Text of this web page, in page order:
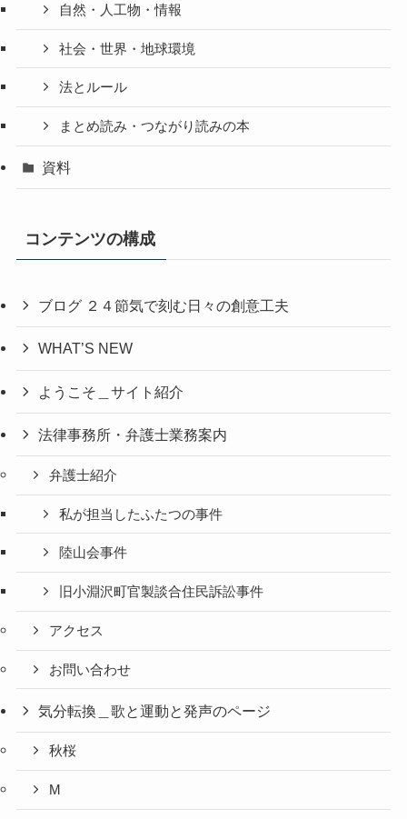
自然・人工物・情報
社会・世界・地球環境
法とルール
まとめ読み・つながり読みの本
資料
コンテンツの構成
ブログ ２４節気で刻む日々の創意工夫
WHAT’S NEW
ようこそ＿サイト紹介
法律事務所・弁護士業務案内
弁護士紹介
私が担当したふたつの事件
陸山会事件
旧小淵沢町官製談合住民訴訟事件
アクセス
お問い合わせ
気分転換＿歌と運動と発声のページ
秋桜
M